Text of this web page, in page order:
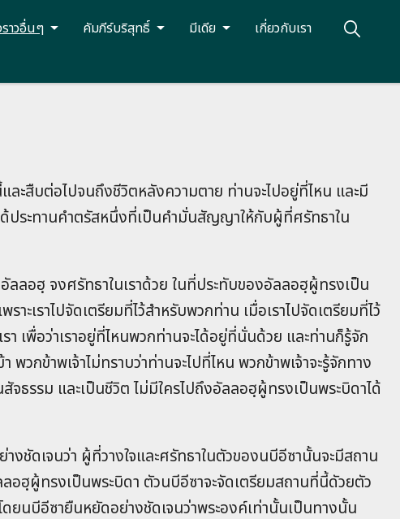
ราวอื่นๆ คัมภีร์บริสุทธิ์ มีเดีย เกี่ยวกับเรา
ะสืบต่อไปจนถึงชีวิตหลังความตาย ท่านจะไปอยู่ที่ไหน และมี
ด้ประทานคำตรัสหนึ่งที่เป็นคำมั่นสัญญาให้กับผู้ที่ศรัทธาใน
ล‍ลอฮฺ จงศรัท‍ธาในเราด้วย ในที่ประทับของอัลลอฮฺผู้ทรงเป็น
าะเราไปจัด‍เตรียมที่ไว้สำ‌หรับพวกท่าน เมื่อเราไปจัด‍เตรียมที่ไว้
า เพื่อว่าเราอยู่ที่‍ไหนพวกท่านจะได้อยู่ที่นั่นด้วย และท่านก็รู้‍จัก
พวกข้าพ‍เจ้าไม่ทราบว่าท่านจะไปที่‍ไหน พวกข้าพ‍เจ้าจะรู้‍จักทาง
สัจ‌ธรรม และเป็นชีวิต ไม่‍มีใครไปถึงอัลลอฮฺผู้ทรงเป็นพระ‍บิดาได้
ดเจนว่า ผู้ที่วางใจและศรัทธาในตัวของนบีอีซานั้นจะมีสถาน
อฮฺผู้ทรงเป็นพระบิดา ตัวนบีอีซาจะจัดเตรียมสถานที่นี้ดัวยตัว
ยนบีอีซายืนหยัดอย่างชัดเจนว่าพระองค์เท่านั้นเป็นทางนั้น